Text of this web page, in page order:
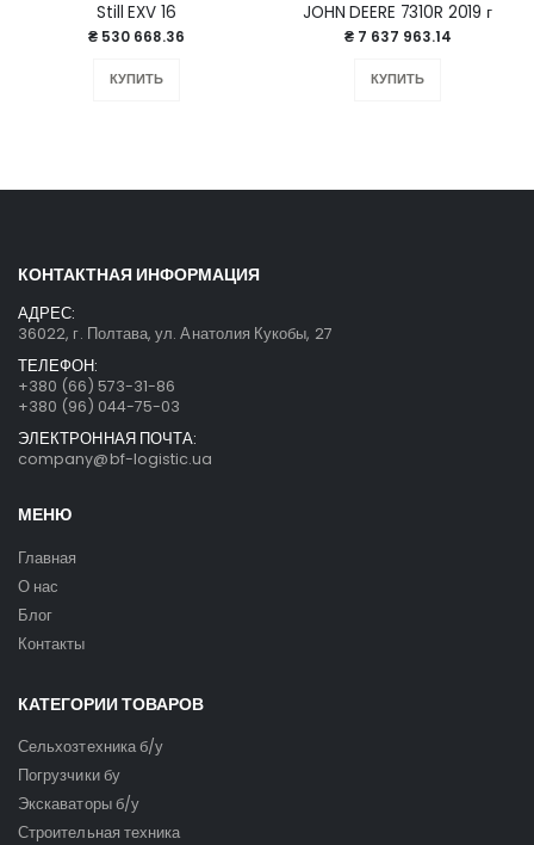
Still EXV 16
₴ 530 668.36
КУПИТЬ
JOHN DEERE 7310R 2019 г
₴ 7 637 963.14
КУПИТЬ
КОНТАКТНАЯ ИНФОРМАЦИЯ
АДРЕС:
36022, г. Полтава, ул. Анатолия Кукобы, 27
ТЕЛЕФОН:
+380 (66) 573-31-86
+380 (96) 044-75-03
ЭЛЕКТРОННАЯ ПОЧТА:
company@bf-logistic.ua
МЕНЮ
Главная
О нас
Блог
Контакты
КАТЕГОРИИ ТОВАРОВ
Сельхозтехника б/у
Погрузчики бу
Экскаваторы б/у
Строительная техника